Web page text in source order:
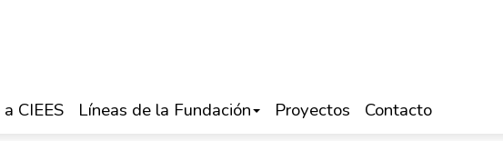
CIEES Líneas de la Fundación Proyectos Contacto